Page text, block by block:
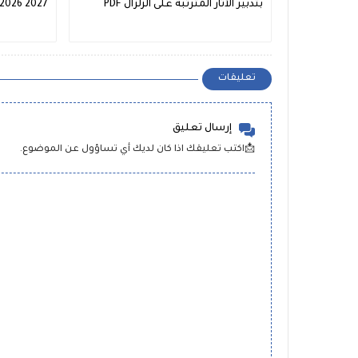
بتدبير الآثار المترتبة على الزلزال PDF
2027
تعليقات
إرسال تعليق
📩اكتب تعليقك اذا كان لديك أي تساؤول عن الموضوع.